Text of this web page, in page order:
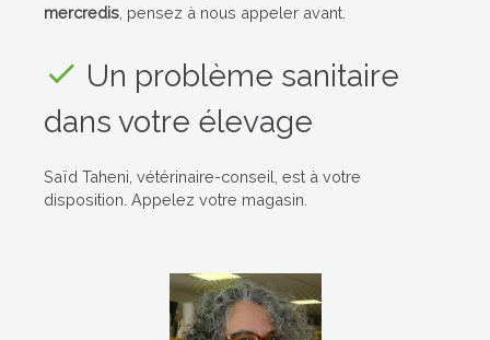
mercredis , pensez à nous appeler avant.
Un problème sanitaire
dans votre élevage
Saïd Taheni , vétérinaire-conseil, est à votre
disposition. Appelez votre magasin.